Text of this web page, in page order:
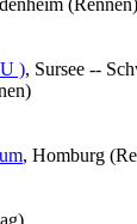
), Sursee --
, Homburg